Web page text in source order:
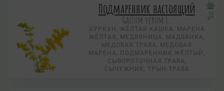
Подмаренник настоящий
Galium verum L.
БУРКУН, ЖЁЛТАЯ КАШКА, МАРЕНА
ЖЁЛТАЯ, МЕДВЯНИЦА, МАДВЯНКА,
МЕДОВАЯ ТРАВА, МЕДОВАЯ
МАРЕНА, ПОДМАРЕННИК ЖЁЛТЫЙ,
СЫВОРОТОЧНАЯ ТРАВА,
СЫЧУЖНИК, ТРЫН-ТРАВА